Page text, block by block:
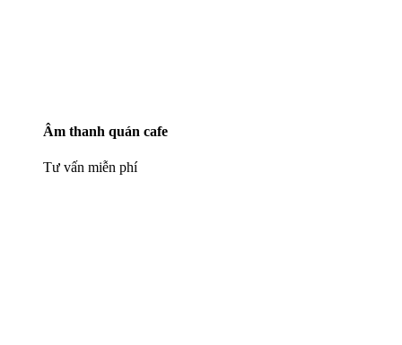
Âm thanh quán cafe
Tư vấn miễn phí